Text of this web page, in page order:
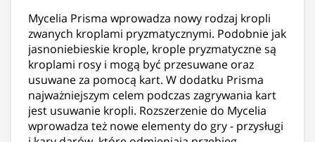
Mycelia Prisma wprowadza nowy rodzaj kropli
zwanych kroplami pryzmatycznymi. Podobnie jak
jasnoniebieskie krople, krople pryzmatyczne są
kroplami rosy i mogą być przesuwane oraz
usuwane za pomocą kart. W dodatku Prisma
najważniejszym celem podczas zagrywania kart
jest usuwanie kropli. Rozszerzenie do Mycelia
wprowadza też nowe elementy do gry - przysługi